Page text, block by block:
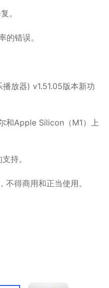
。
的错误。
放器) v1.51.05版本新功
和Apple Silicon（M1）上
持。
得商用和正当使用。